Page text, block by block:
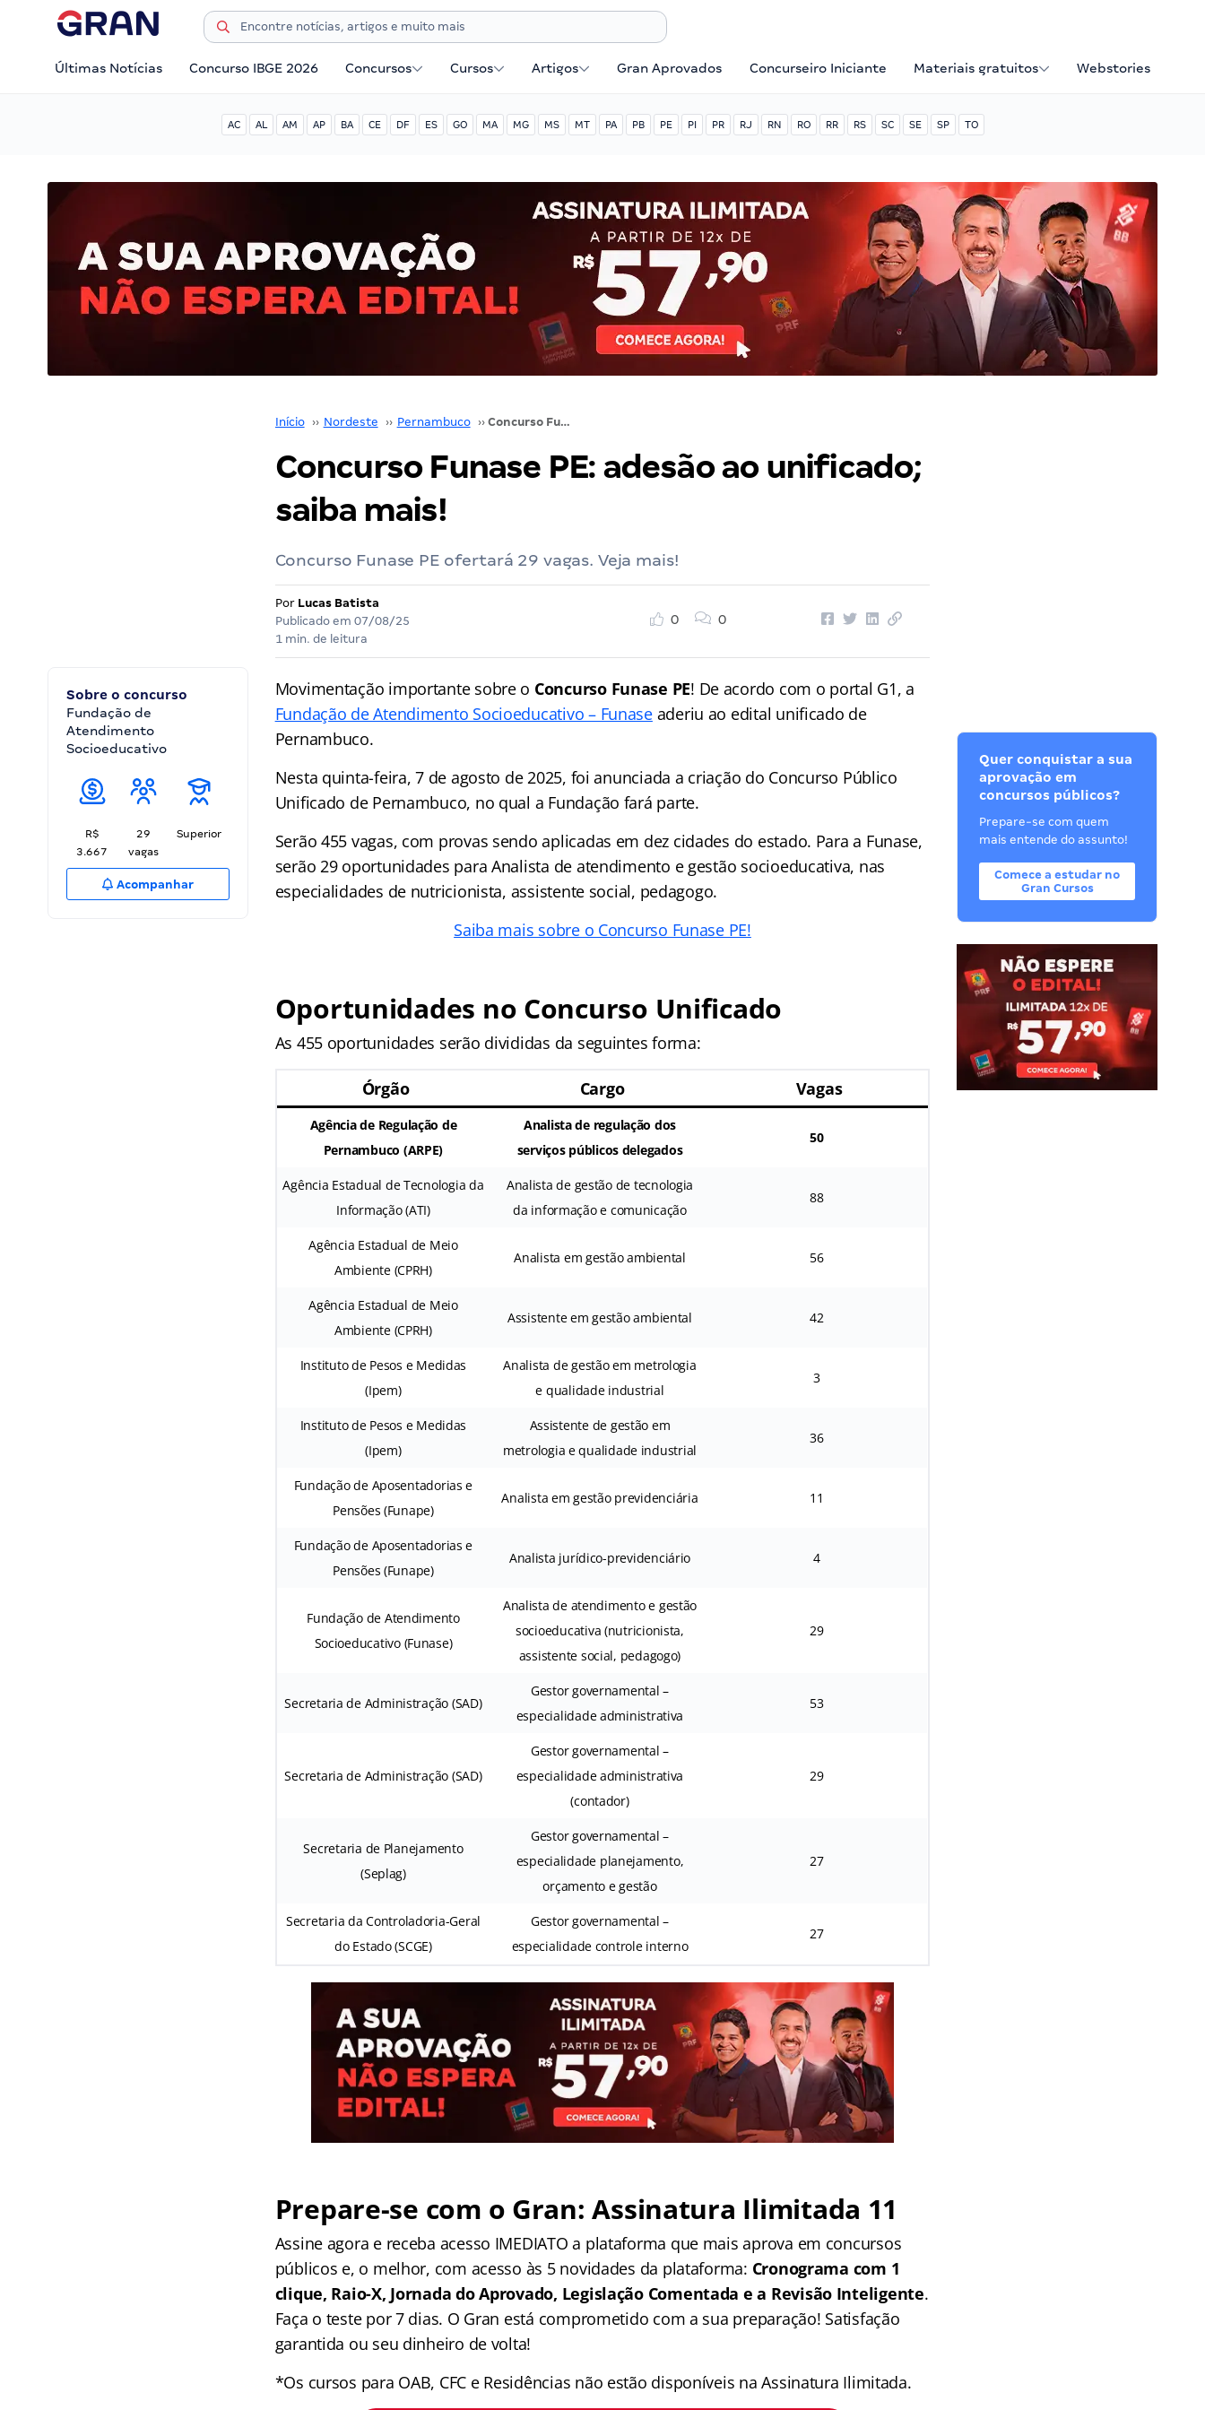
Últimas Notícias Concurso IBGE 2026 Concursos Cursos Artigos Gran Aprovados Concurseiro Iniciante Materiais gratuitos Webstories
AC AL AM AP BA CE DF ES GO MA MG MS MT PA PB PE PI PR RJ RN RO RR RS SC SE SP TO
Início ›› Nordeste ›› Pernambuco ›› Concurso Funase PE: adesão ao unificado; saiba mais!
Concurso Funase PE: adesão ao unificado;
saiba mais!
Concurso Funase PE ofertará 29 vagas. Veja mais!
Por Lucas Batista
Publicado em 07/08/25
1 min. de leitura
0 0
Sobre o concurso
Fundação de
Atendimento
Socioeducativo
R$
3.667
29
vagas
Superior
Acompanhar
Movimentação importante sobre o Concurso Funase PE! De acordo com o portal G1, a
Fundação de Atendimento Socioeducativo – Funaseaderiu ao edital unificado de
Pernambuco.
Nesta quinta-feira, 7 de agosto de 2025, foi anunciada a criação do Concurso Público
Unificado de Pernambuco, no qual a Fundação fará parte.
Serão 455 vagas, com provas sendo aplicadas em dez cidades do estado. Para a Funase,
serão 29 oportunidades para Analista de atendimento e gestão socioeducativa, nas
especialidades de nutricionista, assistente social, pedagogo.
Saiba mais sobre o Concurso Funase PE!
Oportunidades no Concurso Unificado
As 455 oportunidades serão divididas da seguintes forma:
Órgão Cargo Vagas
Agência de Regulação de
Pernambuco (ARPE)
Analista de regulação dos
serviços públicos delegados
50
Agência Estadual de Tecnologia da
Informação (ATI)
Analista de gestão de tecnologia
da informação e comunicação
88
Agência Estadual de Meio
Ambiente (CPRH)
Analista em gestão ambiental 56
Agência Estadual de Meio
Ambiente (CPRH)
Assistente em gestão ambiental 42
Instituto de Pesos e Medidas
(Ipem)
Analista de gestão em metrologia
e qualidade industrial
3
Instituto de Pesos e Medidas
(Ipem)
Assistente de gestão em
metrologia e qualidade industrial
36
Fundação de Aposentadorias e
Pensões (Funape)
Analista em gestão previdenciária 11
Fundação de Aposentadorias e
Pensões (Funape)
Analista jurídico-previdenciário 4
Fundação de Atendimento
Socioeducativo (Funase)
Analista de atendimento e gestão
socioeducativa (nutricionista,
assistente social, pedagogo)
29
Secretaria de Administração (SAD)
Gestor governamental –
especialidade administrativa
53
Secretaria de Administração (SAD)
Gestor governamental –
especialidade administrativa
(contador)
29
Secretaria de Planejamento
(Seplag)
Gestor governamental –
especialidade planejamento,
orçamento e gestão
27
Secretaria da Controladoria-Geral
do Estado (SCGE)
Gestor governamental –
especialidade controle interno
27
Prepare-se com o Gran: Assinatura Ilimitada 11
Assine agora e receba acesso IMEDIATO a plataforma que mais aprova em concursos
públicos e, o melhor, com acesso às 5 novidades da plataforma: Cronograma com 1
clique, Raio-X, Jornada do Aprovado, Legislação Comentada e a Revisão Inteligente.
Faça o teste por 7 dias. O Gran está comprometido com a sua preparação! Satisfação
garantida ou seu dinheiro de volta!
*Os cursos para OAB, CFC e Residências não estão disponíveis na Assinatura Ilimitada.
Quer conquistar a sua
aprovação em
concursos públicos?
Prepare-se com quem
mais entende do assunto!
Comece a estudar no
Gran Cursos